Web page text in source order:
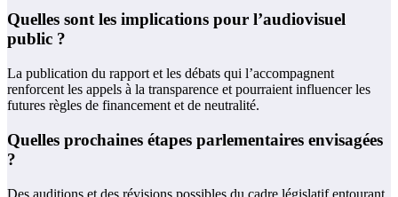
Quelles sont les implications pour l’audiovisuel
public ?
La publication du rapport et les débats qui l’accompagnent
renforcent les appels à la transparence et pourraient influencer les
futures règles de financement et de neutralité.
Quelles prochaines étapes parlementaires envisagées
?
Des auditions et des révisions possibles du cadre législatif entourant